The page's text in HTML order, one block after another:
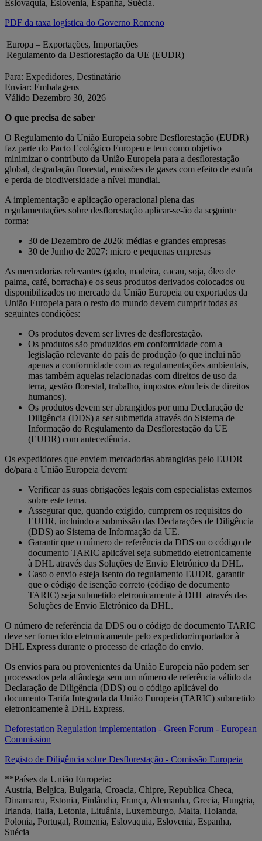
Eslovaquia, Eslovenia, Espanha, Suécia.
PDF da taxa logística do Governo Romeno
Europa – Exportações, Importações
Regulamento da Desflorestação da UE (EUDR)
Para: Expedidores, Destinatário
Enviar: Embalagens
Válido Dezembro 30, 2026
O que precisa de saber
O Regulamento da União Europeia sobre Desflorestação (EUDR)
faz parte do Pacto Ecológico Europeu e tem como objetivo
minimizar o contributo da União Europeia para a desflorestação
global, degradação florestal, emissões de gases com efeito de estufa
e perda de biodiversidade a nível mundial.
A implementação e aplicação operacional plena das
regulamentações sobre desflorestação aplicar-se-ão da seguinte
forma:
30 de Dezembro de 2026: médias e grandes empresas
30 de Junho de 2027: micro e pequenas empresas
As mercadorias relevantes (gado, madeira, cacau, soja, óleo de
palma, café, borracha) e os seus produtos derivados colocados ou
disponibilizados no mercado da União Europeia ou exportados da
União Europeia para o resto do mundo devem cumprir todas as
seguintes condições:
Os produtos devem ser livres de desflorestação.
Os produtos são produzidos em conformidade com a
legislação relevante do país de produção (o que inclui não
apenas a conformidade com as regulamentações ambientais,
mas também aquelas relacionadas com direitos de uso da
terra, gestão florestal, trabalho, impostos e/ou leis de direitos
humanos).
Os produtos devem ser abrangidos por uma Declaração de
Diligência (DDS) a ser submetida através do Sistema de
Informação do Regulamento da Desflorestação da UE
(EUDR) com antecedência.
Os expedidores que enviem mercadorias abrangidas pelo EUDR
de/para a União Europeia devem:
Verificar as suas obrigações legais com especialistas externos
sobre este tema.
Assegurar que, quando exigido, cumprem os requisitos do
EUDR, incluindo a submissão das Declarações de Diligência
(DDS) ao Sistema de Informação da UE.
Garantir que o número de referência da DDS ou o código de
documento TARIC aplicável seja submetido eletronicamente
à DHL através das Soluções de Envio Eletrónico da DHL.
Caso o envio esteja isento do regulamento EUDR, garantir
que o código de isenção correto (código de documento
TARIC) seja submetido eletronicamente à DHL através das
Soluções de Envio Eletrónico da DHL.
O número de referência da DDS ou o código de documento TARIC
deve ser fornecido eletronicamente pelo expedidor/importador à
DHL Express durante o processo de criação do envio.
Os envios para ou provenientes da União Europeia não podem ser
processados pela alfândega sem um número de referência válido da
Declaração de Diligência (DDS) ou o código aplicável do
documento Tarifa Integrada da União Europeia (TARIC) submetido
eletronicamente à DHL Express.
Deforestation Regulation implementation - Green Forum - European
Commission
Registo de Diligência sobre Desflorestação - Comissão Europeia
**Países da União Europeia:
Austria, Belgica, Bulgaria, Croacia, Chipre, Republica Checa,
Dinamarca, Estonia, Finlândia, França, Alemanha, Grecia, Hungria,
Irlanda, Italia, Letonia, Lituânia, Luxemburgo, Malta, Holanda,
Polonia, Portugal, Romenia, Eslovaquia, Eslovenia, Espanha,
Suécia